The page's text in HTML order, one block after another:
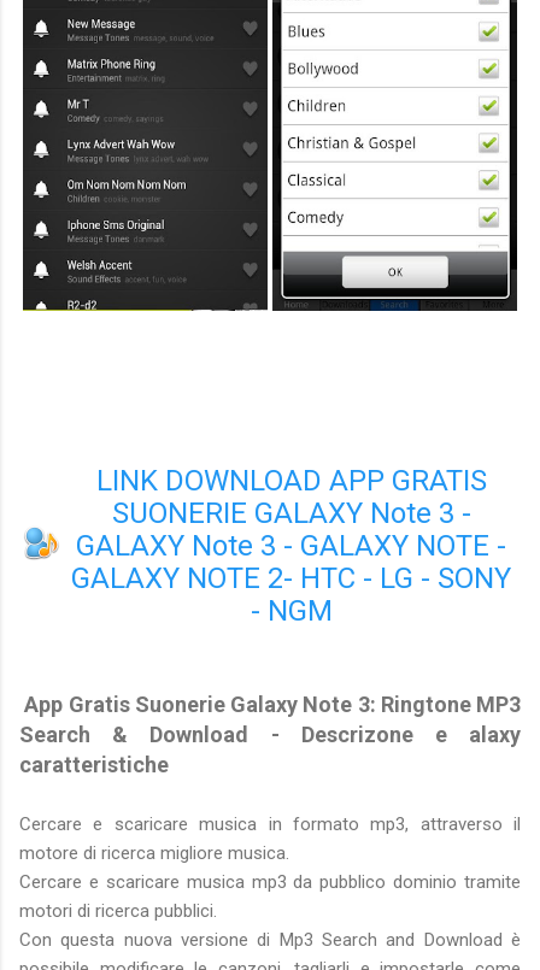
LINK DOWNLOAD APP GRATIS
SUONERIE GALAXY Note 3 -
GALAXY Note 3 - GALAXY NOTE -
GALAXY NOTE 2- HTC - LG - SONY
- NGM
App Gratis Suonerie Galaxy Note 3: Ringtone MP3
Search & Download - Descrizone e alaxy
caratteristiche
Cercare e scaricare musica in formato mp3, attraverso il
motore di ricerca migliore musica.
Cercare e scaricare musica mp3 da pubblico dominio tramite
motori di ricerca pubblici.
Con questa nuova versione di Mp3 Search and Download è